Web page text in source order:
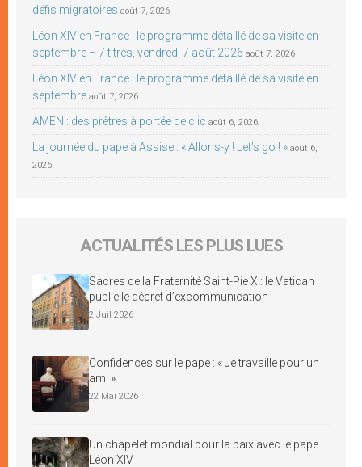
défis migratoires août 7, 2026
Léon XIV en France : le programme détaillé de sa visite en
septembre – 7 titres, vendredi 7 août 2026 août 7, 2026
Léon XIV en France : le programme détaillé de sa visite en
septembre août 7, 2026
AMEN : des prêtres à portée de clic août 6, 2026
La journée du pape à Assise : « Allons-y ! Let’s go ! » août 6,
2026
ACTUALITÉS LES PLUS LUES
Sacres de la Fraternité Saint-Pie X : le Vatican
publie le décret d’excommunication
2 Juil 2026
Confidences sur le pape : « Je travaille pour un
ami »
22 Mai 2026
Un chapelet mondial pour la paix avec le pape
Léon XIV